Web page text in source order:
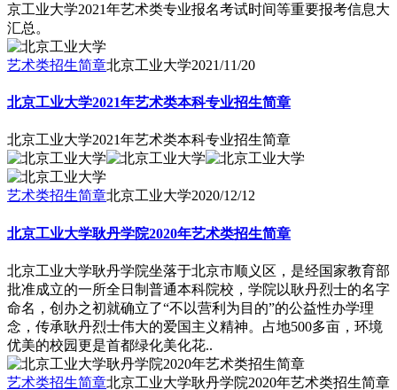
京工业大学2021年艺术类专业报名考试时间等重要报考信息大
汇总。
艺术类招生简章北京工业大学2021/11/20
北京工业大学2021年艺术类本科专业招生简章
北京工业大学2021年艺术类本科专业招生简章
艺术类招生简章北京工业大学2020/12/12
北京工业大学耿丹学院2020年艺术类招生简章
北京工业大学耿丹学院坐落于北京市顺义区，是经国家教育部
批准成立的一所全日制普通本科院校，学院以耿丹烈士的名字
命名，创办之初就确立了“不以营利为目的”的公益性办学理
念，传承耿丹烈士伟大的爱国主义精神。占地500多亩，环境
优美的校园更是首都绿化美化花..
艺术类招生简章北京工业大学耿丹学院2020年艺术类招生简章